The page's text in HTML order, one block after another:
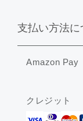
支払い方法に
Amazon Pay
クレジット